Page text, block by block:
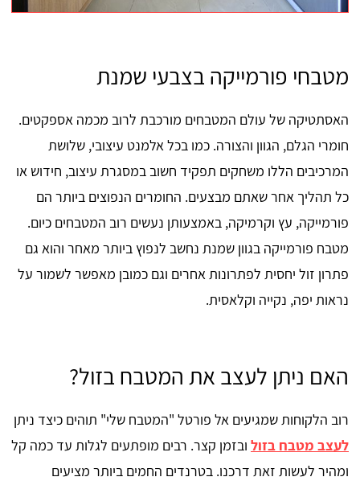
מטבחי פורמייקה בצבעי שמנת
האסתטיקה של עולם המטבחים מורכבת לרוב מכמה אספקטים.
חומרי הגלם, הגוון והצורה. כמו בכל אלמנט עיצובי, שלושת
המרכיבים הללו משחקים תפקיד חשוב במסגרת עיצוב, חידוש או
כל תהליך אחר שאתם מבצעים. החומרים הנפוצים ביותר הם
פורמייקה, עץ וקרמיקה, באמצעותן נעשים רוב המטבחים כיום.
מטבח פורמייקה בגוון שמנת נחשב לנפוץ ביותר מאחר והוא גם
פתרון זול יחסית לפתרונות אחרים וגם כמובן מאפשר לשמור על
נראות יפה, נקייה וקלאסית.
האם ניתן לעצב את המטבח בזול?
רוב הלקוחות שמגיעים אל פורטל "המטבח שלי" תוהים כיצד ניתן
לעצב מטבח בזול ובזמן קצר. רבים מופתעים לגלות עד כמה קל
ומהיר לעשות זאת דרכנו. בטרנדים החמים ביותר מציעים